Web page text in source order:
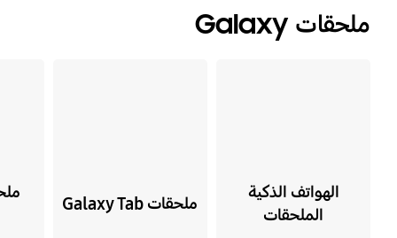
ملحقات Galaxy
الهواتف الذكية
الملحقات
ملحقات Galaxy Tab